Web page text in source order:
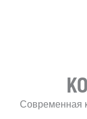
Современная